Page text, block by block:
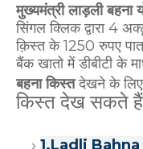
मुख्यमंत्री लाड़ली बहना
सिंगल क्लिक द्वारा 4
क़िस्त के 1250 रुपए
बैंक खातो में डीबीटी के
बहना किस्तदेखने के
किस्त देख सकते
1.Ladli